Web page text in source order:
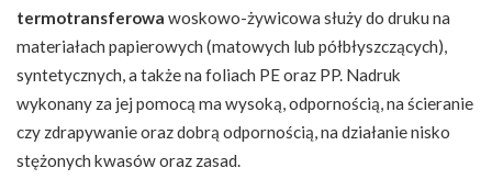
termotransferowa woskowo-żywicowa służy do druku na
materiałach papierowych (matowych lub półbłyszczących),
syntetycznych, a także na foliach PE oraz PP. Nadruk
wykonany za jej pomocą ma wysoką, odpornością, na ścieranie
czy zdrapywanie oraz dobrą odpornością, na działanie nisko
stężonych kwasów oraz zasad.